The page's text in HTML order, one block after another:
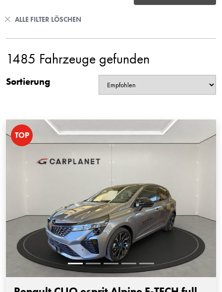
ALLE FILTER LÖSCHEN
1485 Fahrzeuge gefunden
Sortierung
TOP